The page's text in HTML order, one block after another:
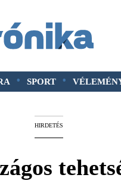
• SPORT •
HIRDETÉS